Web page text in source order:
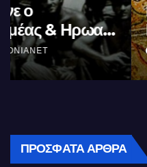
Μέγας
Ελλήνων
11 ΙΟΥΝΊΟΥ 2023
ΠΡΌΣΦΑΤΑ ΆΡΘΡΑ